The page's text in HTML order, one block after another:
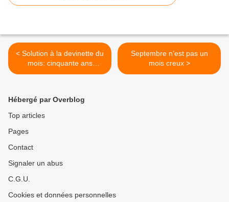
< Solution à la devinette du
mois: cinquante ans
maintenant
Septembre n’est pas un
mois creux >
Hébergé par Overblog
Top articles
Pages
Contact
Signaler un abus
C.G.U.
Cookies et données personnelles